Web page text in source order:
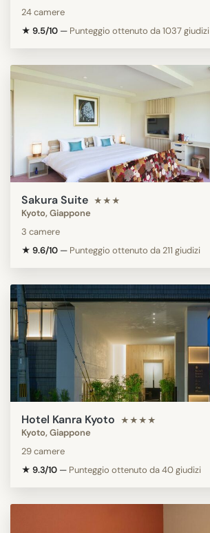
24 camere
★ 9.5/10 — Punteggio ottenuto da 1037 giudizi
Sakura Suite ★★★
Kyoto, Giappone
3 camere
★ 9.6/10 — Punteggio ottenuto da 211 giudizi
Hotel Kanra Kyoto ★★★★
Kyoto, Giappone
29 camere
★ 9.3/10 — Punteggio ottenuto da 40 giudizi